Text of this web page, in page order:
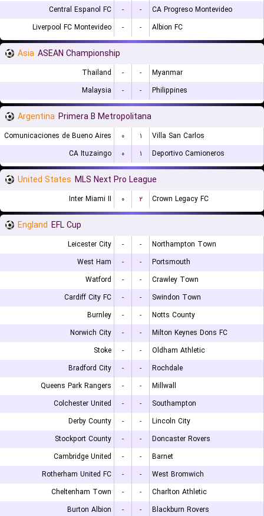
Central Espanol FC
- -
CA Progreso Montevideo
Liverpool FC Montevideo
- - Albion FC
Asia ASEAN Championship
Thailand - -
Myanmar
Malaysia
- - Philippines
Argentina Primera B Metropolitana
Comunicaciones de Bueno Aires ۰ ۱
Villa San Carlos
CA Ituzaingo
۰ ۱ Deportivo Camioneros
United States MLS Next Pro League
Inter Miami II ۰ ۲ Crown Legacy FC
England EFL Cup
Leicester City - -
Northampton Town
West Ham
- -
Portsmouth
Watford
- -
Crawley Town
Cardiff City FC
- -
Swindon Town
Burnley
- -
Notts County
Norwich City
- -
Milton Keynes Dons FC
Stoke
- -
Oldham Athletic
Bradford City
- -
Rochdale
Queens Park Rangers
- -
Millwall
Colchester United
- -
Southampton
Derby County
- -
Lincoln City
Stockport County
- -
Doncaster Rovers
Cambridge United
- -
Barnet
Rotherham United FC
- -
West Bromwich
Cheltenham Town
- -
Charlton Athletic
Burton Albion
- -
Blackburn Rovers